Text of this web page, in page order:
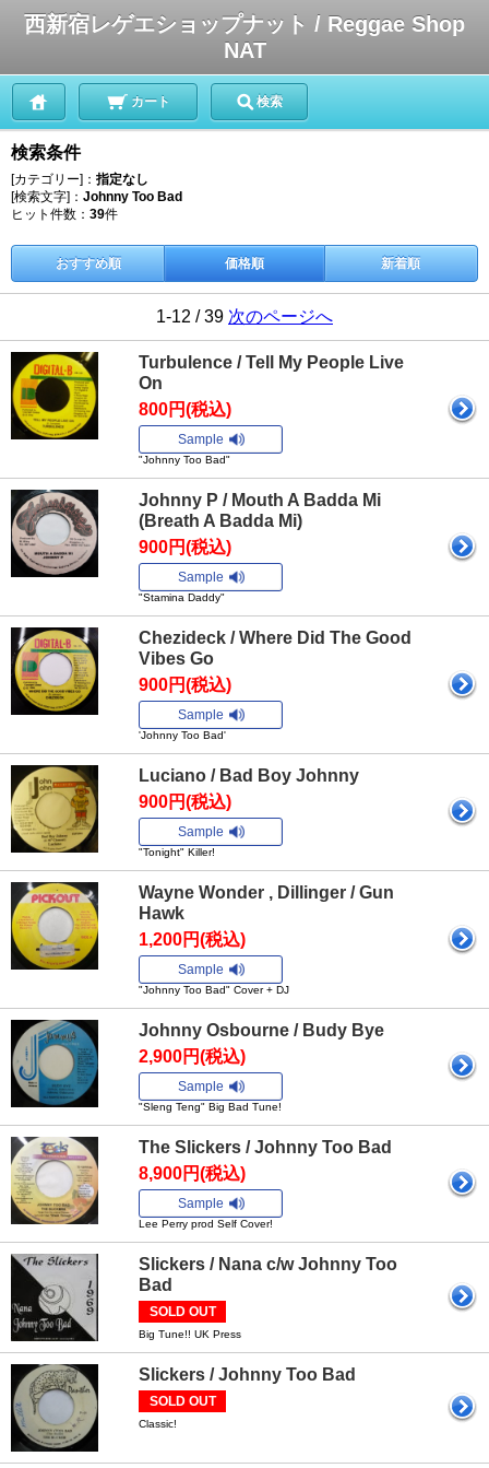
西新宿レゲエショップナット / Reggae Shop
NAT
カート 検索
検索条件
[カテゴリー]： 指定なし
[検索文字]： Johnny Too Bad
ヒット件数： 39件
おすすめ順 価格順 新着順
1-12 / 39 次のページへ
Turbulence / Tell My People Live
On
800円(税込)
Sample
"Johnny Too Bad"
Johnny P / Mouth A Badda Mi
(Breath A Badda Mi)
900円(税込)
Sample
"Stamina Daddy"
Chezideck / Where Did The Good
Vibes Go
900円(税込)
Sample
'Johnny Too Bad'
Luciano / Bad Boy Johnny
900円(税込)
Sample
"Tonight" Killer!
Wayne Wonder , Dillinger / Gun
Hawk
1,200円(税込)
Sample
"Johnny Too Bad" Cover + DJ
Johnny Osbourne / Budy Bye
2,900円(税込)
Sample
"Sleng Teng" Big Bad Tune!
The Slickers / Johnny Too Bad
8,900円(税込)
Sample
Lee Perry prod Self Cover!
Slickers / Nana c/w Johnny Too
Bad
SOLD OUT
Big Tune!! UK Press
Slickers / Johnny Too Bad
SOLD OUT
Classic!